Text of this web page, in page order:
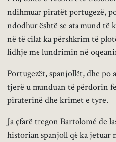
ndihmuar piratët portugezë,
ndodhur është se ata mund
në të cilat ka përshkrim të
lidhje me lundrimin në
Portugezët, spanjollët, dhe po
tjerë u munduan të përdorin
piraterinë dhe krimet e tyre.
Ja çfarë tregon Bartolomé de
historian spanjoll që ka jetuar